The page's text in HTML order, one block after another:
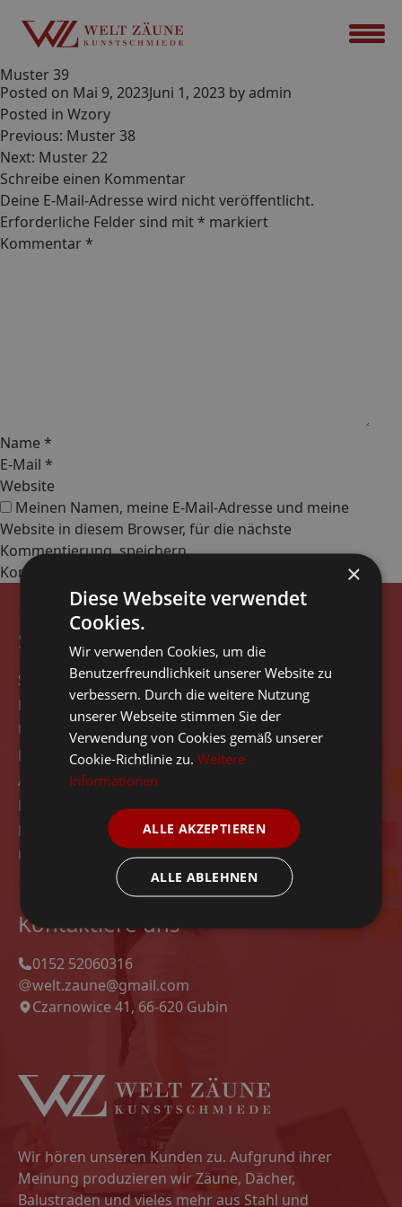
Muster 39
Posted on Mai 9, 2023Juni 1, 2023 by admin
Posted in Wzory
Beitrags-
Navigation
Previous: Muster 38
Next: Muster 22
Schreibe einen Kommentar
Deine E-Mail-Adresse wird nicht veröffentlicht.
Erforderliche Felder sind mit* markiert
Kommentar*
Name *
E-Mail *
Website
Meinen Namen, meine E-Mail-Adresse und meine
Website in diesem Browser, für die nächste
Kommentierung, speichern.
Seitennavigation
Start
Rezensionen
Über das Unternehmen
Kontakt
Angebot
Modelle
Datenschutz-Bestimmungen
Unsere Projekte
Kontaktiere uns
0152 52060316
welt.zaune@gmail.com
Czarnowice 41, 66-620 Gubin
Wir hören unseren Kunden zu. Aufgrund ihrer
Meinung produzieren wir Zäune, Dächer,
Balustraden und vieles mehr aus Stahl und
×
Diese Webseite verwendet
Cookies.
Wir verwenden Cookies, um die
Benutzerfreundlichkeit unserer Website zu
verbessern. Durch die weitere Nutzung
unserer Webseite stimmen Sie der
Verwendung von Cookies gemäß unserer
Cookie-Richtlinie zu.Weitere
Informationen
ALLE AKZEPTIEREN
ALLE ABLEHNEN